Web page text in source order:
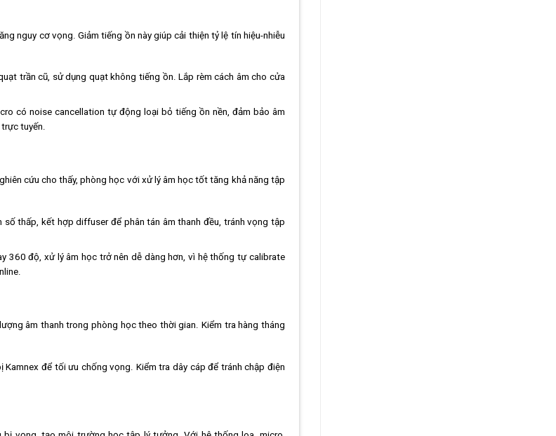
nguy cơ vọng. Giảm tiếng ồn này giúp cải thiện tỷ lệ tín hiệu-nhiễu
trần cũ, sử dụng quạt không tiếng ồn. Lắp rèm cách âm cho cửa
có noise cancellation tự động loại bỏ tiếng ồn nền, đảm bảo âm
tuyến.
cứu cho thấy, phòng học với xử lý âm học tốt tăng khả năng tập
thấp, kết hợp diffuser để phân tán âm thanh đều, tránh vọng tập
360 độ, xử lý âm học trở nên dễ dàng hơn, vì hệ thống tự calibrate
âm thanh trong phòng học theo thời gian. Kiểm tra hàng tháng
để tối ưu chống vọng. Kiểm tra dây cáp để tránh chập điện